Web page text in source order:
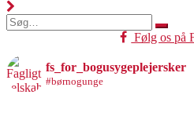
Søg
efter:
Følg os på
fs_for_bogusygeplejersker
#børnogunge